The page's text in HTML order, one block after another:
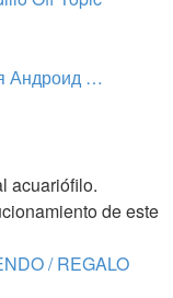
Андроид …
acuariófilo.
de este
/ REGALO